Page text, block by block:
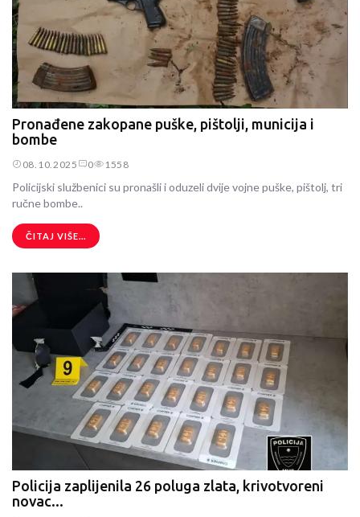
Pronađene zakopane puške, pištolji, municija i
bombe
08.10.2025 0 1558
Policijski službenici su pronašli i oduzeli dvije vojne puške, pištolj, tri
ručne bombe..
ČITAJ VIŠE...
Policija zaplijenila 26 poluga zlata, krivotvoreni
novac...